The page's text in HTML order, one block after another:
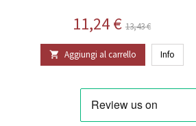
Prezzo
11,24 €Prezzo base
13,43 €
 Aggiungi al carrello Info